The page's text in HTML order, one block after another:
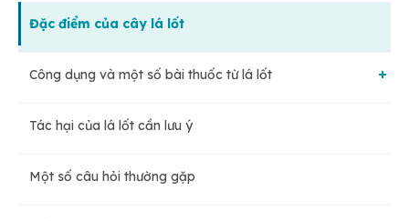
Đặc điểm của cây lá lốt
Công dụng và một số bài thuốc từ lá lốt
Điều trị đau bụng
Tác hại của lá lốt cần lưu ý
Một số câu hỏi thường gặp